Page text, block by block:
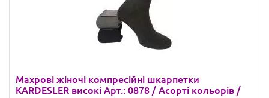
Махрові жіночі компресійні шкарпетки
KARDESLER високі Арт.: 0878 / Асорті кольорів /